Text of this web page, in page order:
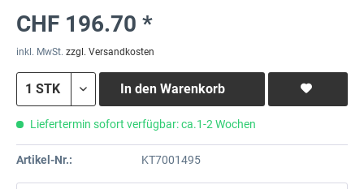
CHF 196.70 *
inkl. MwSt. zzgl. Versandkosten
In den Warenkorb
Liefertermin sofort verfügbar: ca.1-2 Wochen
Artikel-Nr.: KT7001495